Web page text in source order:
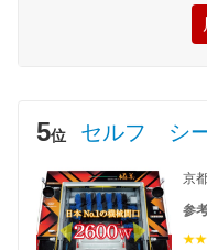
5位 セルフ シ
京
参